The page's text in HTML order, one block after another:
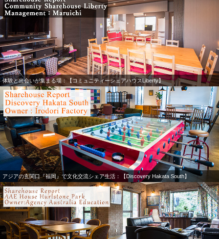
体験と出会いが集まる場：【コミュニティーシェアハウスLiberty】
アジアの玄関口『福岡』で文化交流シェア生活：【Discovery Hakata South】